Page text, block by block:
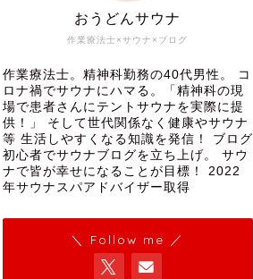
作業療法士×サウナ×ブログ
おうどんサウナ
作業療法士。精神科勤務の40代男性。 コ
ロナ禍でサウナにハマる。「精神科の現
場で患者さんにテントサウナを実際に提
供！」 そして世代関係なく健康やサウナ
等 生活しやすくなる知識を発信！ ブログ
初心者でサウナブログを立ち上げ。 サウ
ナで皆が幸せになることが目標！ 2022
年サウナスパアドバイザー取得
＼ Follow me ／